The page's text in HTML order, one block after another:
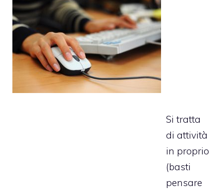
Si tratta
di attività
in proprio
(basti
pensare